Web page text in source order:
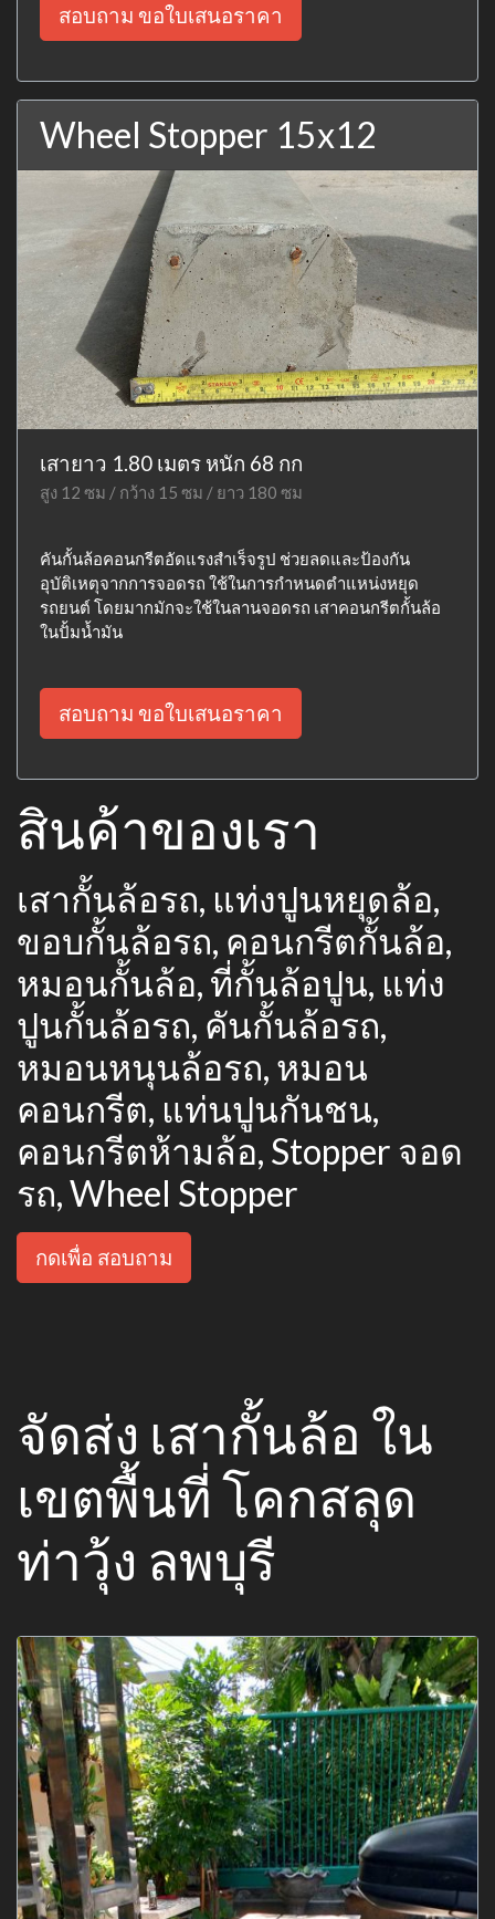
สอบถาม ขอใบเสนอราคา
Wheel Stopper 15x12
เสายาว 1.80 เมตร หนัก 68 กก
สูง 12 ซม / กว้าง 15 ซม / ยาว 180 ซม
คันกั้นล้อคอนกรีตอัดแรงสำเร็จรูป ช่วยลดและป้องกัน
อุบัติเหตุจากการจอดรถ ใช้ในการกำหนดตำแหน่งหยุด
รถยนต์ โดยมากมักจะใช้ในลานจอดรถ เสาคอนกรีตกั้นล้อ
ในปั้มน้ำมัน
สอบถาม ขอใบเสนอราคา
สินค้าของเรา
เสากั้นล้อรถ, แท่งปูนหยุดล้อ,
ขอบกั้นล้อรถ, คอนกรีตกั้นล้อ,
หมอนกั้นล้อ, ที่กั้นล้อปูน, แท่ง
ปูนกั้นล้อรถ, คันกั้นล้อรถ,
หมอนหนุนล้อรถ, หมอน
คอนกรีต, แท่นปูนกันชน,
คอนกรีตห้ามล้อ, Stopper จอด
รถ, Wheel Stopper
กดเพื่อ สอบถาม
จัดส่ง เสากั้นล้อ ใน
เขตพื้นที่ โคกสลุด
ท่าวุ้ง ลพบุรี